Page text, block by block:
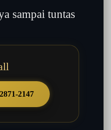
sampai tuntas
2147